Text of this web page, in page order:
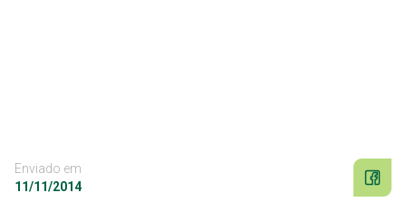
Enviado em
11/11/2014